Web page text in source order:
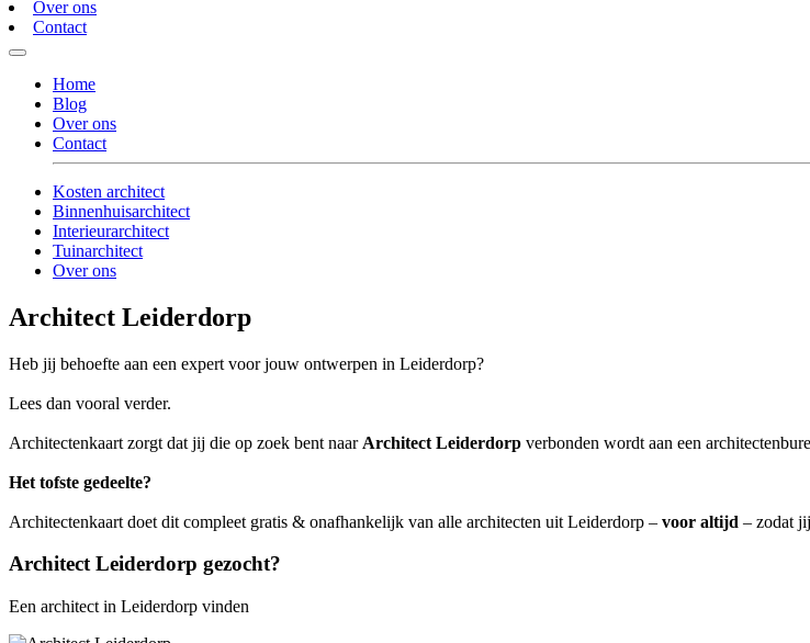
Over ons
Contact
Home
Blog
Over ons
Contact
Kosten architect
Binnenhuisarchitect
Interieurarchitect
Tuinarchitect
Over ons
Architect Leiderdorp
Heb jij behoefte aan een expert voor jouw ontwerpen in Leiderdorp?
Lees dan vooral verder.
Architectenkaart zorgt dat jij die op zoek bent naar Architect Leiderdorp verbonden wordt aan een
Het tofste gedeelte?
Architectenkaart doet dit compleet gratis & onafhankelijk van alle architecten uit Leiderdorp – voor altijd – zodat
Architect Leiderdorp gezocht?
Een architect in Leiderdorp vinden